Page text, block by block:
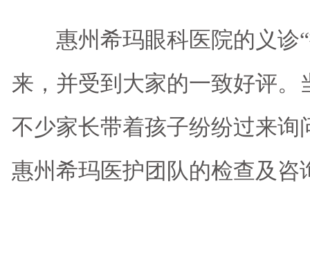
惠州希玛眼科医院的义诊“
来，并受到大家的一致好评
不少家长带着孩子纷纷过来
惠州希玛医护团队的检查及咨